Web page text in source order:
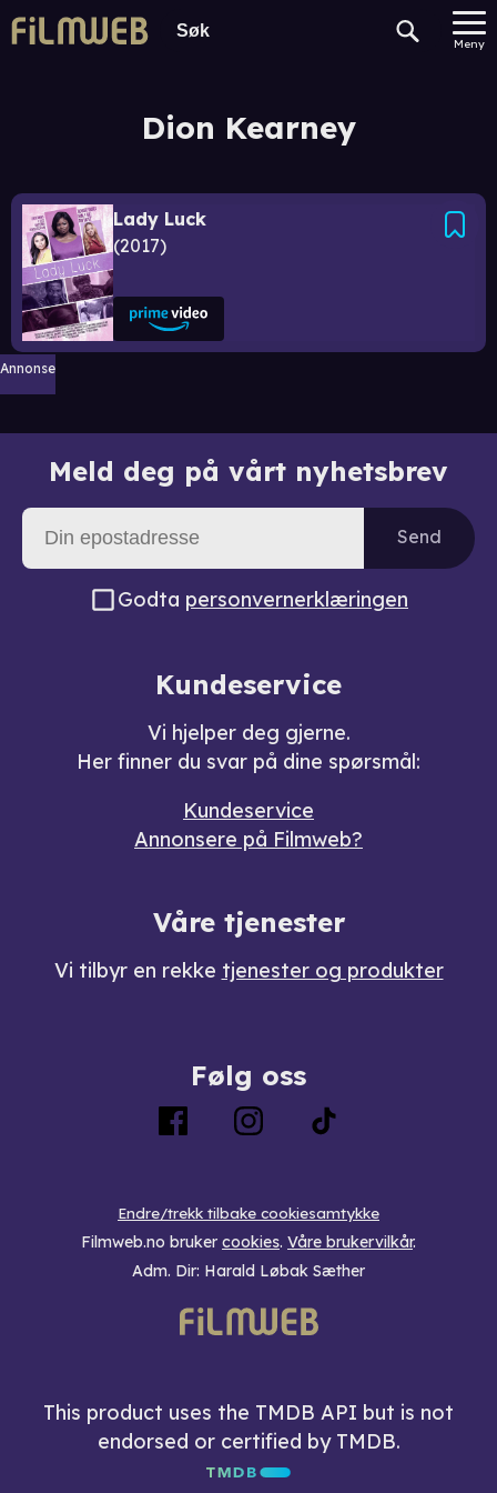
Meny
Dion Kearney
Lady Luck
2017
Annonse
Meld deg på vårt nyhetsbrev
Send
Godta personvernerklæringen
Kundeservice
Vi hjelper deg gjerne.
Her finner du svar på dine spørsmål:
Kundeservice
Annonsere på Filmweb?
Våre tjenester
Vi tilbyr en rekke tjenester og produkter
Følg oss
Endre/trekk tilbake cookiesamtykke
Filmweb.no bruker cookies. Våre brukervilkår.
Adm. Dir: Harald Løbak Sæther
This product uses the TMDB API but is not
endorsed or certified by TMDB.